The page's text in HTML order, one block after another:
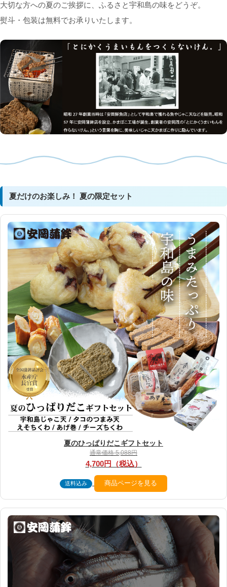
大切な方への夏のご挨拶に、ふるさと宇和島の味をどうぞ。
熨斗・包装は無料でお承りいたします。
夏だけのお楽しみ！ 夏の限定セット
夏のひっぱりだこギフトセット
通常価格 5,088円
4,700円（税込）
送料込み 商品ページを見る